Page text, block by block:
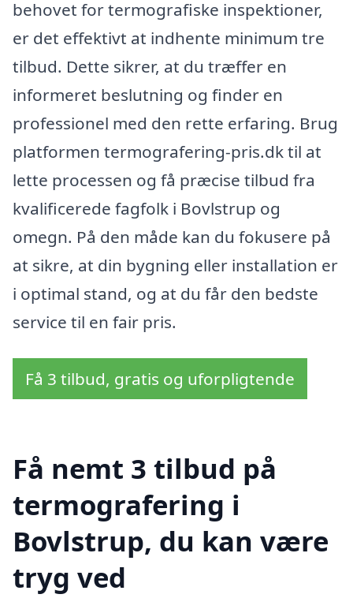
behovet for termografiske inspektioner,
er det effektivt at indhente minimum tre
tilbud. Dette sikrer, at du træffer en
informeret beslutning og finder en
professionel med den rette erfaring. Brug
platformen termografering-pris.dk til at
lette processen og få præcise tilbud fra
kvalificerede fagfolk i Bovlstrup og
omegn. På den måde kan du fokusere på
at sikre, at din bygning eller installation er
i optimal stand, og at du får den bedste
service til en fair pris.
Få 3 tilbud, gratis og uforpligtende
Få nemt 3 tilbud på
termografering i
Bovlstrup, du kan være
tryg ved